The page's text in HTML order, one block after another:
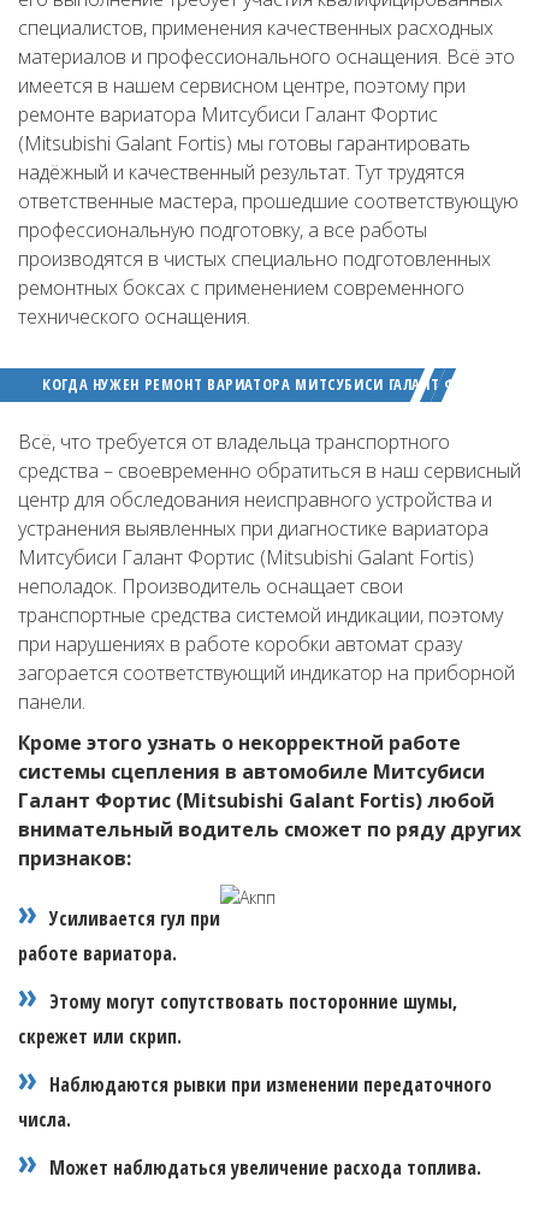
специалистов, применения качественных расходных
материалов и профессионального оснащения. Всё это
имеется в нашем сервисном центре, поэтому при
ремонте вариатора Митсубиси Галант Фортис
(Mitsubishi Galant Fortis) мы готовы гарантировать
надёжный и качественный результат. Тут трудятся
ответственные мастера, прошедшие соответствующую
профессиональную подготовку, а все работы
производятся в чистых специально подготовленных
ремонтных боксах с применением современного
технического оснащения.
КОГДА НУЖЕН РЕМОНТ ВАРИАТОРА МИТСУБИСИ ГАЛАНТ ФОРТИС
Всё, что требуется от владельца транспортного
средства – своевременно обратиться в наш сервисный
центр для обследования неисправного устройства и
устранения выявленных при диагностике вариатора
Митсубиси Галант Фортис (Mitsubishi Galant Fortis)
неполадок. Производитель оснащает свои
транспортные средства системой индикации, поэтому
при нарушениях в работе коробки автомат сразу
загорается соответствующий индикатор на приборной
панели.
Кроме этого узнать о некорректной работе
системы сцепления в автомобиле Митсубиси
Галант Фортис (Mitsubishi Galant Fortis) любой
внимательный водитель сможет по ряду других
признаков:
Усиливается гул при
работе вариатора.
Этому могут сопутствовать посторонние шумы,
скрежет или скрип.
Наблюдаются рывки при изменении передаточного
числа.
Может наблюдаться увеличение расхода топлива.